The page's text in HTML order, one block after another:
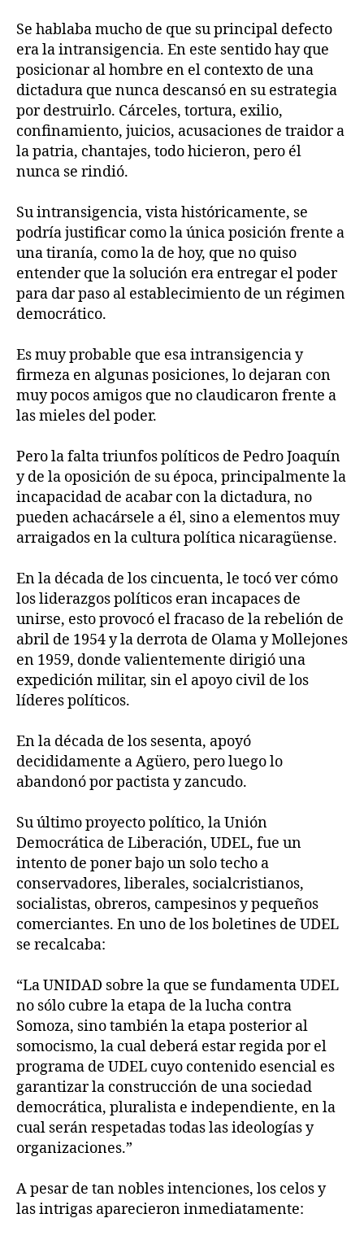
Se hablaba mucho de que su principal defecto
era la intransigencia. En este sentido hay que
posicionar al hombre en el contexto de una
dictadura que nunca descansó en su estrategia
por destruirlo. Cárceles, tortura, exilio,
confinamiento, juicios, acusaciones de traidor a
la patria, chantajes, todo hicieron, pero él
nunca se rindió.
Su intransigencia, vista históricamente, se
podría justificar como la única posición frente a
una tiranía, como la de hoy, que no quiso
entender que la solución era entregar el poder
para dar paso al establecimiento de un régimen
democrático.
Es muy probable que esa intransigencia y
firmeza en algunas posiciones, lo dejaran con
muy pocos amigos que no claudicaron frente a
las mieles del poder.
Pero la falta triunfos políticos de Pedro Joaquín
y de la oposición de su época, principalmente la
incapacidad de acabar con la dictadura, no
pueden achacársele a él, sino a elementos muy
arraigados en la cultura política nicaragüense.
En la década de los cincuenta, le tocó ver cómo
los liderazgos políticos eran incapaces de
unirse, esto provocó el fracaso de la rebelión de
abril de 1954 y la derrota de Olama y Mollejones
en 1959, donde valientemente dirigió una
expedición militar, sin el apoyo civil de los
líderes políticos.
En la década de los sesenta, apoyó
decididamente a Agüero, pero luego lo
abandonó por pactista y zancudo.
Su último proyecto político, la Unión
Democrática de Liberación, UDEL, fue un
intento de poner bajo un solo techo a
conservadores, liberales, socialcristianos,
socialistas, obreros, campesinos y pequeños
comerciantes. En uno de los boletines de UDEL
se recalcaba:
“La UNIDAD sobre la que se fundamenta UDEL
no sólo cubre la etapa de la lucha contra
Somoza, sino también la etapa posterior al
somocismo, la cual deberá estar regida por el
programa de UDEL cuyo contenido esencial es
garantizar la construcción de una sociedad
democrática, pluralista e independiente, en la
cual serán respetadas todas las ideologías y
organizaciones.”
A pesar de tan nobles intenciones, los celos y
las intrigas aparecieron inmediatamente: